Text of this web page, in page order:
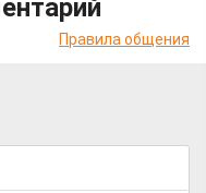
Правила общения